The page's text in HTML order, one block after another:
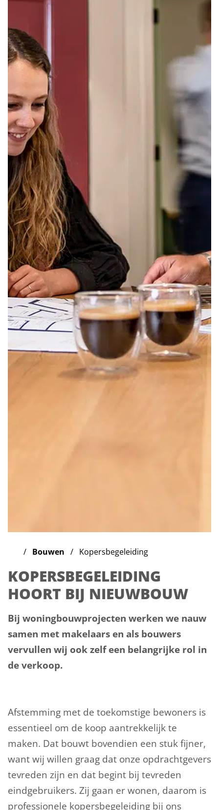
Bouwen Kopersbegeleiding
KOPERSBEGELEIDING
HOORT BIJ NIEUWBOUW
Bij woningbouwprojecten werken we nauw
samen met makelaars en als bouwers
vervullen wij ook zelf een belangrijke rol in
de verkoop.
Afstemming met de toekomstige bewoners is
essentieel om de koop aantrekkelijk te
maken. Dat bouwt bovendien een stuk fijner,
want wij willen graag dat onze opdrachtgevers
tevreden zijn en dat begint bij tevreden
eindgebruikers. Zij gaan er wonen, daarom is
professionele kopersbegeleiding bij ons